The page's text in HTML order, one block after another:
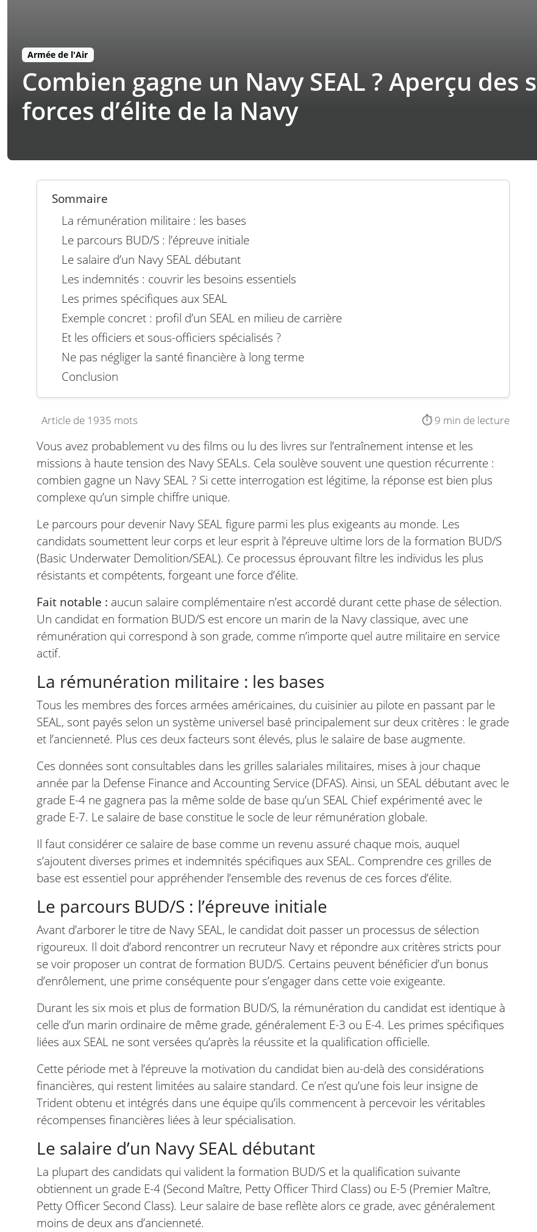
Armée de l'Air
Combien gagne un Navy SEAL ? Aperçu
forces d’élite de la Navy
Sommaire
La rémunération militaire : les bases
Le parcours BUD/S : l’épreuve initiale
Le salaire d’un Navy SEAL débutant
Les indemnités : couvrir les besoins essentiels
Les primes spécifiques aux SEAL
Exemple concret : profil d’un SEAL en milieu de carrière
Et les officiers et sous-officiers spécialisés ?
Ne pas négliger la santé financière à long terme
Conclusion
Article de 1935 mots ⏱️ 9 min de lecture
Vous avez probablement vu des films ou lu des livres sur l’entraînement intense et les
missions à haute tension des Navy SEALs. Cela soulève souvent une question récurrente :
combien gagne un Navy SEAL ? Si cette interrogation est légitime, la réponse est bien plus
complexe qu’un simple chiffre unique.
Le parcours pour devenir Navy SEAL figure parmi les plus exigeants au monde. Les
candidats soumettent leur corps et leur esprit à l’épreuve ultime lors de la formation BUD/S
(Basic Underwater Demolition/SEAL). Ce processus éprouvant filtre les individus les plus
résistants et compétents, forgeant une force d’élite.
Fait notable : aucun salaire complémentaire n’est accordé durant cette phase de sélection.
Un candidat en formation BUD/S est encore un marin de la Navy classique, avec une
rémunération qui correspond à son grade, comme n’importe quel autre militaire en service
actif.
La rémunération militaire : les bases
Tous les membres des forces armées américaines, du cuisinier au pilote en passant par le
SEAL, sont payés selon un système universel basé principalement sur deux critères : le grade
et l’ancienneté. Plus ces deux facteurs sont élevés, plus le salaire de base augmente.
Ces données sont consultables dans les grilles salariales militaires, mises à jour chaque
année par la Defense Finance and Accounting Service (DFAS). Ainsi, un SEAL débutant avec le
grade E-4 ne gagnera pas la même solde de base qu’un SEAL Chief expérimenté avec le
grade E-7. Le salaire de base constitue le socle de leur rémunération globale.
Il faut considérer ce salaire de base comme un revenu assuré chaque mois, auquel
s’ajoutent diverses primes et indemnités spécifiques aux SEAL. Comprendre ces grilles de
base est essentiel pour appréhender l’ensemble des revenus de ces forces d’élite.
Le parcours BUD/S : l’épreuve initiale
Avant d’arborer le titre de Navy SEAL, le candidat doit passer un processus de sélection
rigoureux. Il doit d’abord rencontrer un recruteur Navy et répondre aux critères stricts pour
se voir proposer un contrat de formation BUD/S. Certains peuvent bénéficier d’un bonus
d’enrôlement, une prime conséquente pour s’engager dans cette voie exigeante.
Durant les six mois et plus de formation BUD/S, la rémunération du candidat est identique à
celle d’un marin ordinaire de même grade, généralement E-3 ou E-4. Les primes spécifiques
liées aux SEAL ne sont versées qu’après la réussite et la qualification officielle.
Cette période met à l’épreuve la motivation du candidat bien au-delà des considérations
financières, qui restent limitées au salaire standard. Ce n’est qu’une fois leur insigne de
Trident obtenu et intégrés dans une équipe qu’ils commencent à percevoir les véritables
récompenses financières liées à leur spécialisation.
Le salaire d’un Navy SEAL débutant
La plupart des candidats qui valident la formation BUD/S et la qualification suivante
obtiennent un grade E-4 (Second Maître, Petty Officer Third Class) ou E-5 (Premier Maître,
Petty Officer Second Class). Leur salaire de base reflète alors ce grade, avec généralement
moins de deux ans d’ancienneté.